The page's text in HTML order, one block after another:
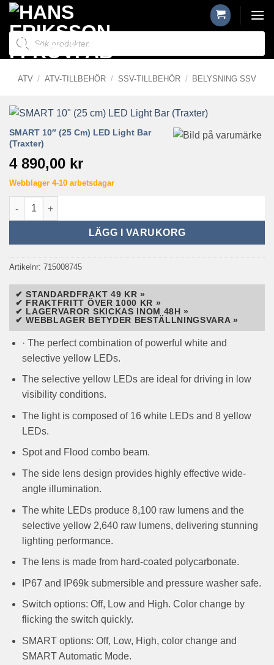
Skip
content
Produktsökning
ATV / ATV-TILLBEHÖR / SSV-TILLBEHÖR / BELYSNING SSV
SMART 10″ (25 Cm) LED Light Bar
(Traxter)
4 890,00 kr
Webblager 4-10 arbetsdagar
SMART 10" (25 cm) LED Light Bar (Traxter) mängd
LÄGG I VARUKORG
Artikelnr: 715008745
✔ STANDARDFRAKT 49 KR »
✔ FRAKTFRITT ÖVER 1000 KR »
✔ LAGERVAROR SKICKAS INOM 48H »
✔ WEBBLAGER BETYDER BESTÄLLNINGSVARA »
· The perfect combination of powerful white and
selective yellow LEDs.
The selective yellow LEDs are ideal for driving in low
visibility conditions.
The light is composed of 16 white LEDs and 8 yellow
LEDs.
Spot and Flood combo beam.
The side lens design provides highly effective wide-
angle illumination.
The white LEDs produce 8,100 raw lumens and the
selective yellow 2,640 raw lumens, delivering stunning
lighting performance.
The lens is made from hard-coated polycarbonate.
IP67 and IP69k submersible and pressure washer safe.
Switch options: Off, Low and High. Color change by
flicking the switch quickly.
SMART options: Off, Low, High, color change and
SMART Automatic Mode.